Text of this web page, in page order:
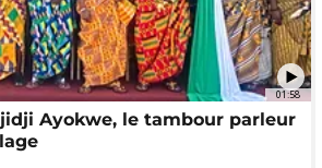
01:58
Ayokwe, le tambour parleur